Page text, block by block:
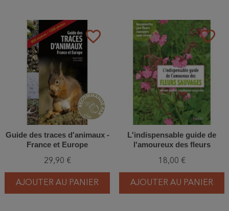
favorite_border
Guide des traces d'animaux -
France et Europe
29,90 €
AJOUTER AU PANIER
favorite_border
L'indispensable guide de
l'amoureux des fleurs
fleurs sauvages sans erreur
18,00 €
AJOUTER AU PANIER